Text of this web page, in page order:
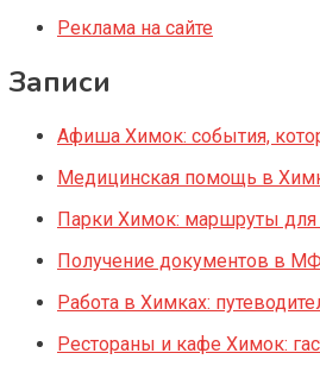
Реклама на сайте
Записи
Афиша Химок: события,
Медицинская помощь в
Парки Химок: маршруты для
Получение документов в
Работа в Химках:
Рестораны и кафе Химок: